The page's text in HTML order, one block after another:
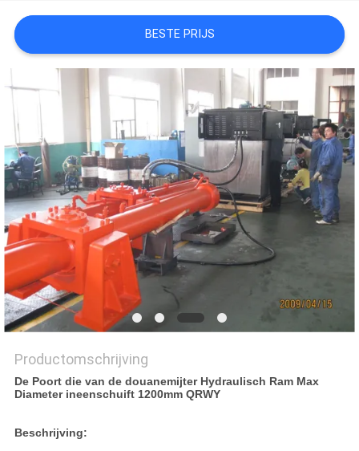
OFFERTE
SITEMAP
PRIVACYBELEID
BESTE PRIJS
Productomschrijving
De Poort die van de douanemijter Hydraulisch Ram Max
Diameter ineenschuift 1200mm QRWY
Beschrijving: